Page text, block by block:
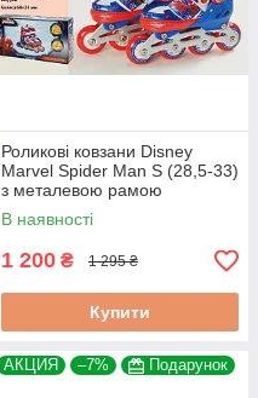
Роликові ковзани Disney
Marvel Spider Man S (28,5-33)
з металевою рамою
(RS0109)
В наявності
1 200 ₴ 1 295 ₴
Купити
АКЦИЯ –7% Подарунок